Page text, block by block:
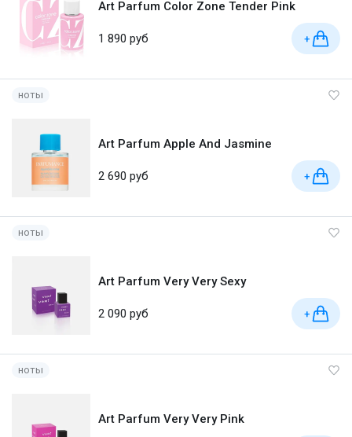
Art Parfum Color Zone Tender Pink
1 890 руб +
ноты
Art Parfum Apple And Jasmine
2 690 руб +
ноты
Art Parfum Very Very Sexy
2 090 руб +
ноты
Art Parfum Very Very Pink